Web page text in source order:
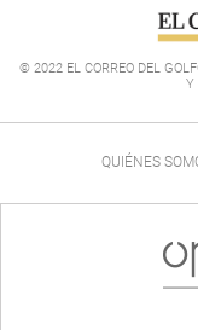
© 2022 EL CORREO DEL
Y
QUIÉNES